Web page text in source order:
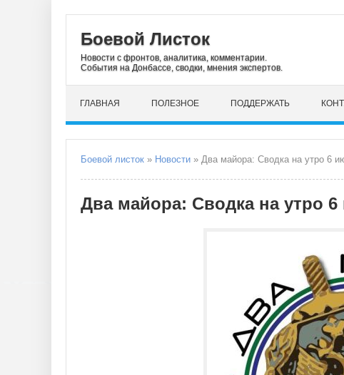
Боевой Листок
Новости с фронтов, аналитика, комментарии.
События на Донбассе, сводки, мнения экспертов.
ГЛАВНАЯ ПОЛЕЗНОЕ ПОДДЕРЖАТЬ
Боевой листок » Новости » Два майора: Сводка на утро 6
Два майора: Сводка на утро 6